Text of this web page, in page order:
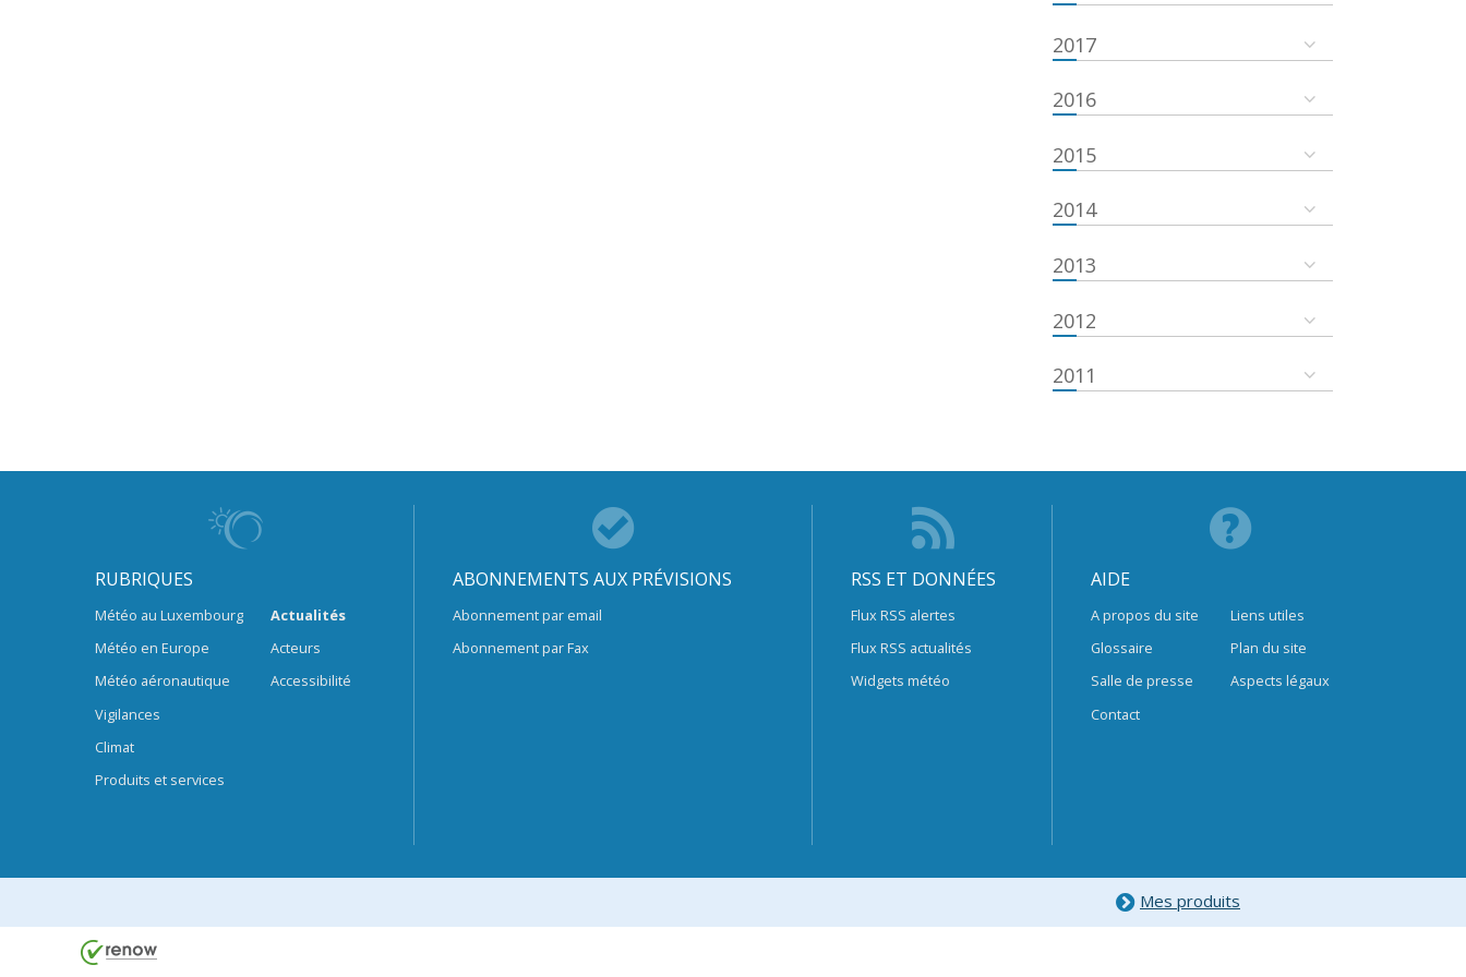
2017
2016
2015
2014
2013
2012
2011
RUBRIQUES
Météo au Luxembourg
Météo en Europe
Météo aéronautique
Vigilances
Climat
Produits et services
Actualités
Acteurs
Accessibilité
ABONNEMENTS AUX PRÉVISIONS
Abonnement par email
Abonnement par Fax
RSS ET DONNÉES
Flux RSS alertes
Flux RSS actualités
Widgets météo
AIDE
A propos du site
Glossaire
Salle de presse
Contact
Liens utiles
Plan du site
Aspects légaux
Mes produits